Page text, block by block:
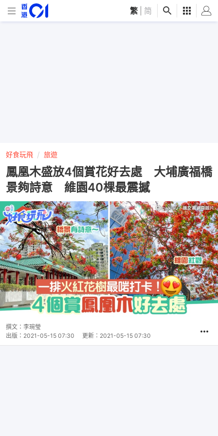
繁 简
好食玩飛 旅遊
鳳凰木盛放4個賞花好去處 大埔廣福橋
景夠詩意 維園40棵最震撼
撰文： 李琬瑩
出版： 2021-05-15 07:30 更新： 2021-05-15 07:30